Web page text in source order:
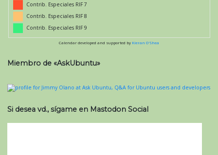
Contrib. Especiales RIF 7
Contrib. Especiales RIF 8
Contrib. Especiales RIF 9
Calendar developed and supported by Kieran O'Shea
Miembro de «AskUbuntu»
Si desea vd., sígame en Mastodon Social